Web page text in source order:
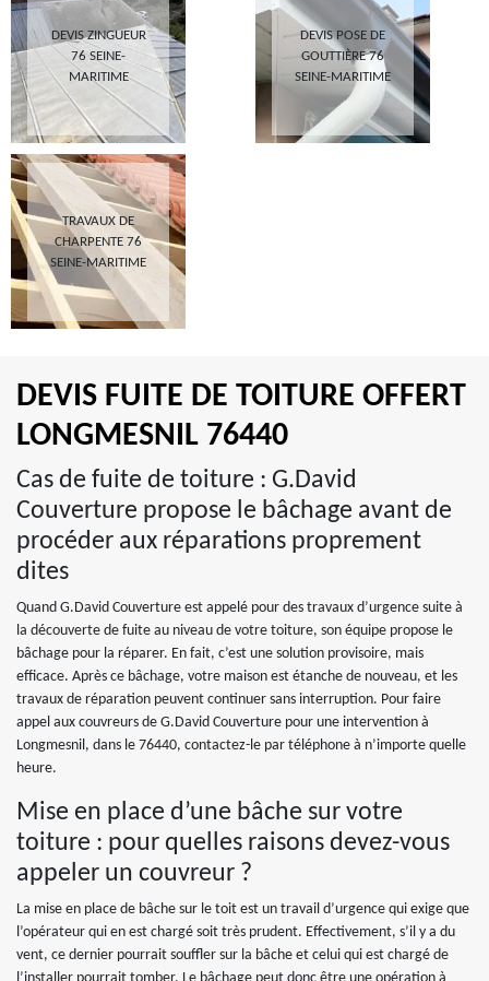
DEVIS ZINGUEUR
76 SEINE-
MARITIME
DEVIS POSE DE
GOUTTIÈRE 76
SEINE-MARITIME
TRAVAUX DE
CHARPENTE 76
SEINE-MARITIME
DEVIS FUITE DE TOITURE OFFERT
LONGMESNIL 76440
Cas de fuite de toiture : G.David
Couverture propose le bâchage avant de
procéder aux réparations proprement
dites
Quand G.David Couverture est appelé pour des travaux d’urgence suite à
la découverte de fuite au niveau de votre toiture, son équipe propose le
bâchage pour la réparer. En fait, c’est une solution provisoire, mais
efficace. Après ce bâchage, votre maison est étanche de nouveau, et les
travaux de réparation peuvent continuer sans interruption. Pour faire
appel aux couvreurs de G.David Couverture pour une intervention à
Longmesnil, dans le 76440, contactez-le par téléphone à n’importe quelle
heure.
Mise en place d’une bâche sur votre
toiture : pour quelles raisons devez-vous
appeler un couvreur ?
La mise en place de bâche sur le toit est un travail d’urgence qui exige que
l’opérateur qui en est chargé soit très prudent. Effectivement, s’il y a du
vent, ce dernier pourrait souffler sur la bâche et celui qui est chargé de